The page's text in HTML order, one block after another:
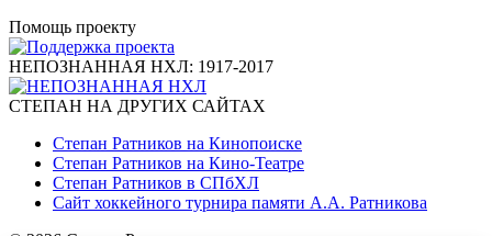
Помощь проекту
НЕПОЗНАННАЯ НХЛ: 1917-2017
СТЕПАН НА ДРУГИХ САЙТАХ
Степан Ратников на Кинопоиске
Степан Ратников на Кино-Театре
Степан Ратников в СПбХЛ
Сайт хоккейного турнира памяти А.А. Ратникова